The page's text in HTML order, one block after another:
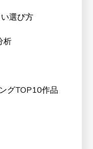
選び方
析
グTOP10作品